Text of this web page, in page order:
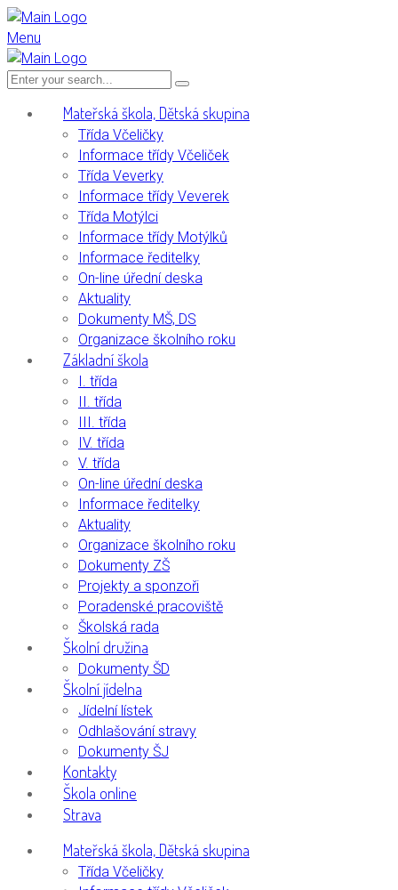
Menu
Mateřská škola, Dětská skupina
Třída Včeličky
Informace třídy Včeliček
Třída Veverky
Informace třídy Veverek
Třída Motýlci
Informace třídy Motýlků
Informace ředitelky
On-line úřední deska
Aktuality
Dokumenty MŠ, DS
Organizace školního roku
Základní škola
I. třída
II. třída
III. třída
IV. třída
V. třída
On-line úřední deska
Informace ředitelky
Aktuality
Organizace školního roku
Dokumenty ZŠ
Projekty a sponzoři
Poradenské pracoviště
Školská rada
Školní družina
Dokumenty ŠD
Školní jídelna
Jídelní lístek
Odhlašování stravy
Dokumenty ŠJ
Kontakty
Škola online
Strava
Mateřská škola, Dětská skupina
Třída Včeličky